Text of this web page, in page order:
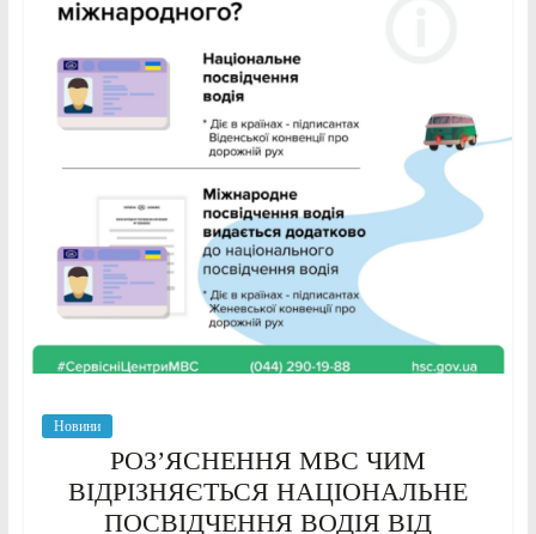
Новини
РОЗ’ЯСНЕННЯ МВС ЧИМ
ВІДРІЗНЯЄТЬСЯ НАЦІОНАЛЬНЕ
ПОСВІДЧЕННЯ ВОДІЯ ВІД